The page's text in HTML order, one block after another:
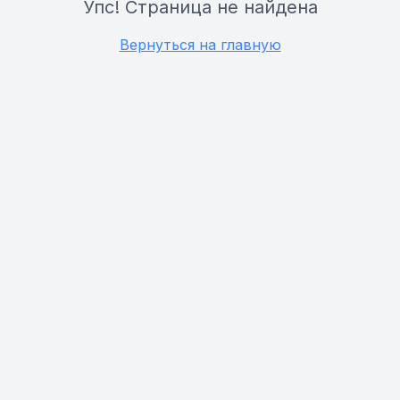
Упс! Страница не найдена
Вернуться на главную